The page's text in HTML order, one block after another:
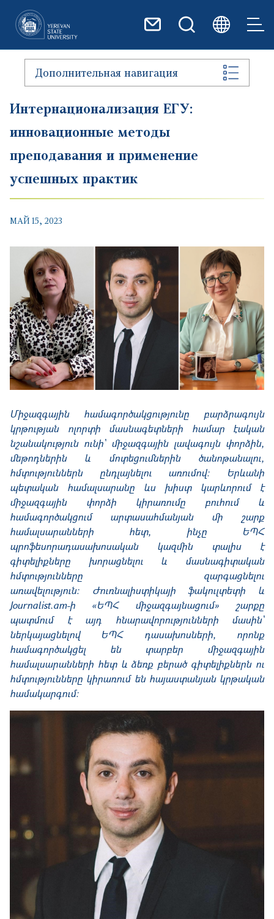
Дополнительная навигация
Интернационализация ЕГУ:
инновационные методы
преподавания и применение
успешных практик
МАЙ 15, 2023
Միջազգային համագործակցությունը բարձրագույն
կրթության ոլորտի մասնագետների համար էական
նշանակություն ունի՝ միջազգային լավագույն փորձին,
մեթոդներին և մոտեցումներին ծանոթանալու,
հմտություններն ընդլայնելու առումով։ Երևանի
պետական համալսարանը ևս խիստ կարևորում է
միջազգային փորձի կիրառումը բուհում և
համագործակցում արտասահմանյան մի շարք
համալսարանների հետ, ինչը ԵՊՀ
պրոֆեսորադասախոսական կազմին տալիս է
գիտելիքները խորացնելու և մասնագիտական
հմտությունները զարգացնելու
առավելություն։ Ժուռնալիստիկայի ֆակուլտետի և
Journalist.am-ի «ԵՊՀ միջազգայնացում» շարքը
պատմում է այդ հնարավորությունների մասին՝
ներկայացնելով ԵՊՀ դասախոսների, որոնք
համագործակցել են տարբեր միջազգային
համալսարանների հետ և ձեռք բերած գիտելիքներն ու
հմտությունները կիրառում են հայաստանյան կրթական
համակարգում։